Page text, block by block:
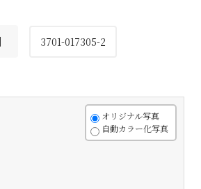
3701-017305-2
オリジナル写真
自動カラー化写真